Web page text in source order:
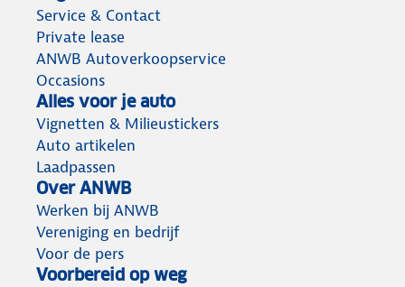
Service & Contact
Private lease
ANWB Autoverkoopservice
Occasions
Alles voor je auto
Vignetten & Milieustickers
Auto artikelen
Laadpassen
Over ANWB
Werken bij ANWB
Vereniging en bedrijf
Voor de pers
Voorbereid op weg